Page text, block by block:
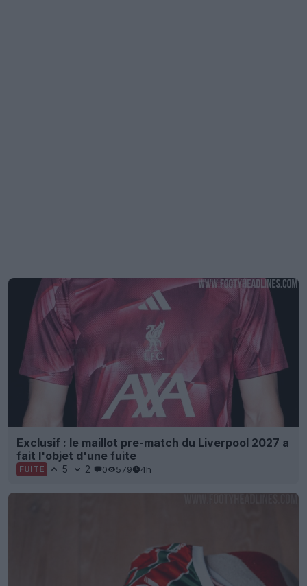
Exclusif : le maillot pre-match du Liverpool 2027 a
fait l'objet d'une fuite
FUITE 5 2 0 579 4h